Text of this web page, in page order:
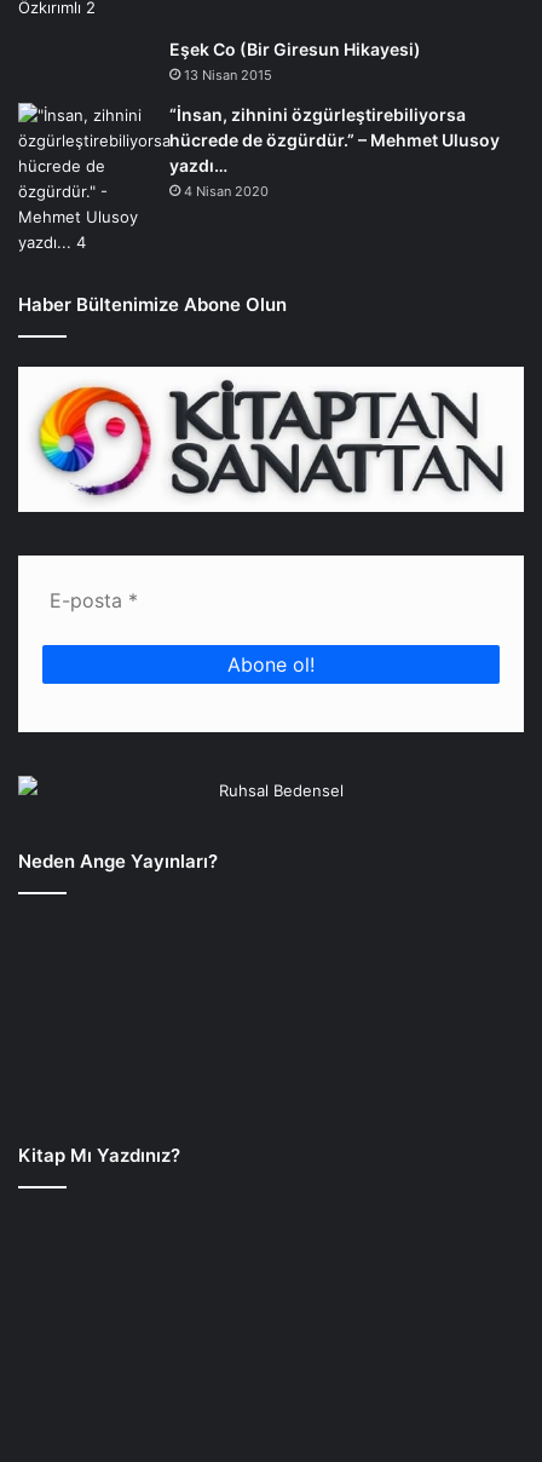
Eşek Co (Bir Giresun Hikayesi)
13 Nisan 2015
“İnsan, zihnini özgürleştirebiliyorsa
hücrede de özgürdür.” – Mehmet Ulusoy
yazdı…
4 Nisan 2020
Haber Bültenimize Abone Olun
Neden Ange Yayınları?
Kitap Mı Yazdınız?